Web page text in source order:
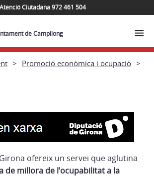
Atenció Ciutadana 972 461 504
de Campllong
Promoció econòmica i ocupació
ofereix un servei que aglutina
de millora de l’ocupabilitat a la